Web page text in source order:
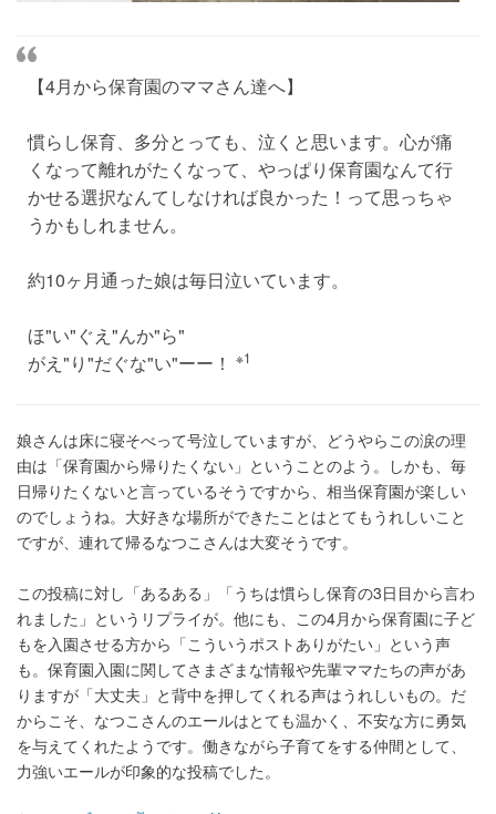
【4月から保育園のママさん達へ】
慣らし保育、多分とっても、泣くと思います。心が痛
くなって離れがたくなって、やっぱり保育園なんて行
かせる選択なんてしなければ良かった！って思っちゃ
うかもしれません。
約10ヶ月通った娘は毎日泣いています。
ほ"い"ぐえ"んか"ら"
がえ"り"だぐな"い"ーー！
※1
娘さんは床に寝そべって号泣していますが、どうやらこの涙の理
由は「保育園から帰りたくない」ということのよう。しかも、毎
日帰りたくないと言っているそうですから、相当保育園が楽しい
のでしょうね。大好きな場所ができたことはとてもうれしいこと
ですが、連れて帰るなつこさんは大変そうです。
この投稿に対し「あるある」「うちは慣らし保育の3日目から言わ
れました」というリプライが。他にも、この4月から保育園に子ど
もを入園させる方から「こういうポストありがたい」という声
も。保育園入園に関してさまざまな情報や先輩ママたちの声があ
りますが「大丈夫」と背中を押してくれる声はうれしいもの。だ
からこそ、なつこさんのエールはとても温かく、不安な方に勇気
を与えてくれたようです。働きながら子育てをする仲間として、
力強いエールが印象的な投稿でした。